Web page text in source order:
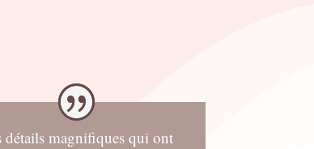
détails magnifiques qui ont